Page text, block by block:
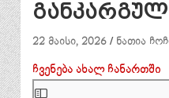
22 მაისი, 2026 ნათია
ჩვენება ახალ ჩანართში
Skip